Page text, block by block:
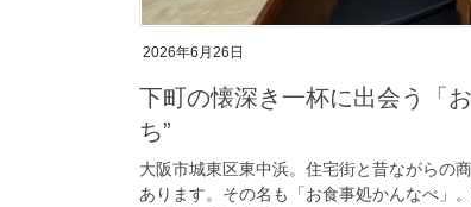
2026年6月26日
下町の懐深き一杯に出会う「
ち”
大阪市城東区東中浜。住宅街と昔ながらの
あります。その名も「お食事処かんなべ」